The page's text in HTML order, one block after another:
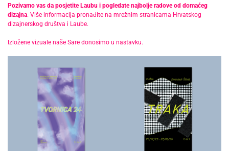
Pozivamo vas da posjetite Laubu i pogledate najbolje radove od domaćeg
dizajna. Više informacija pronađite na mrežnim stranicama Hrvatskog
dizajnerskog društva i Laube.
Izložene vizuale naše Sare donosimo u nastavku.